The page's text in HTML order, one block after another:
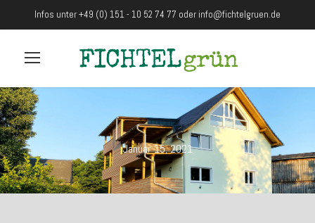
Infos unter +49 (0) 151 - 10 52 74 77 oder info@fichtelgruen.de
Januar 15, 2021